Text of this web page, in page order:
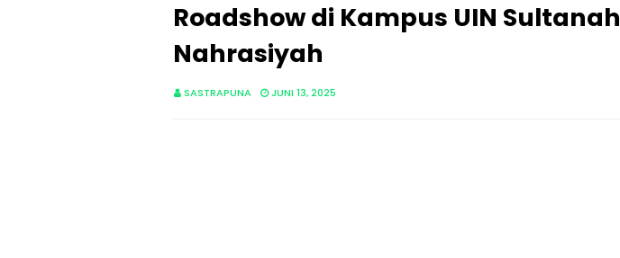
Roadshow di Kampus UIN Sultanah
Nahrasiyah
SASTRAPUNA JUNI 13, 2025